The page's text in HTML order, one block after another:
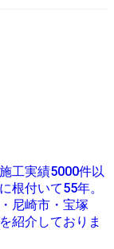
工実績5000件以
根付いて55年。
尼崎市・宝塚
紹介しておりま